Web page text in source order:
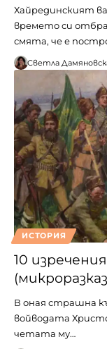
Хайрединският
времето си
смята, че е
Светла
ИСТОРИЯ
10
В оная страшна
войводата
четата му…